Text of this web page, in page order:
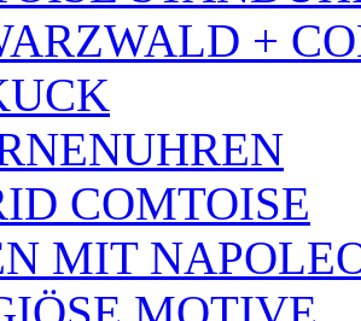
+
COMTOISE
MIT